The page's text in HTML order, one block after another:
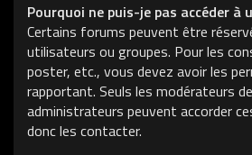
Pourquoi ne puis-je pas accéder à
Certains forums peuvent être
utilisateurs ou groupes. Pour les
poster, etc., vous devez avoir les
rapportant. Seuls les modérateurs
administrateurs peuvent accorder
donc les contacter.